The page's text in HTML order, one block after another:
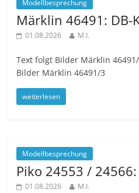
Modellbesprechung
Märklin 46491: DB-
01.08.2026 M.I.
Text folgt Bilder Märklin
Bilder Märklin 46491/3
weiterlesen
Modellbesprechung
Piko 24553 / 24566:
01.08.2026 M.I.